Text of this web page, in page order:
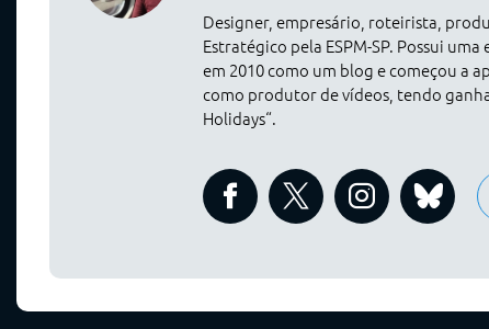
Designer, empresário, roteirista,
Estratégico pela ESPM-SP. Possui
em 2010 como um blog e começou a
como produtor de vídeos, tendo
Holidays“.